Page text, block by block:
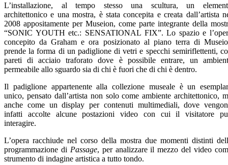
L’installazione, al tempo stesso una scultura, un
architettonico e una mostra, è stata concepita e creata dall’artista
2008 appositamente per Museion, come parte integrante della
“SONIC YOUTH etc.: SENSATIONAL FIX”. Lo spazio e
concepito da Graham e ora posizionato al piano terra di
prende la forma di un padiglione di vetri e specchi semiriflettenti,
pareti di acciaio traforato dove è possibile entrare, un
permeabile allo sguardo sia di chi è fuori che di chi è dentro.
Il padiglione appartenente alla collezione museale è un
unico, pensato dall’artista non solo come ambiente architettonico,
anche come un display per contenuti multimediali, dove
infatti accolte alcune postazioni video con cui il visitatore
interagire.
L’opera racchiude nel corso della mostra due momenti distinti
programmazione di Passage, per analizzare il mezzo del video
strumento di indagine artistica a tutto tondo.